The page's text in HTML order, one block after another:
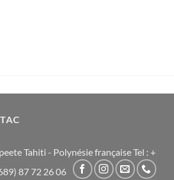
Tahiti - Polynésie française Tel : +
87 72 26 06